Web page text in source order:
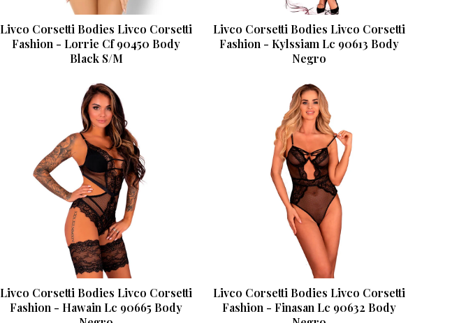
Livco Corsetti Bodies Livco Corsetti
Fashion - Lorrie Cf 90450 Body
Black S/M
Livco Corsetti Bodies Livco Corsetti
Fashion - Kylssiam Lc 90613 Body
Negro
Livco Corsetti Bodies Livco Corsetti
Fashion - Hawain Lc 90665 Body
Livco Corsetti Bodies Livco Corsetti
Fashion - Finasan Lc 90632 Body